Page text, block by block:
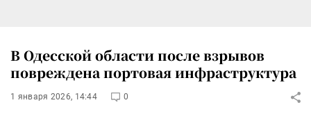
В Одесской области после взрывов
повреждена портовая инфраструктура
1 января 2026, 14:44 0